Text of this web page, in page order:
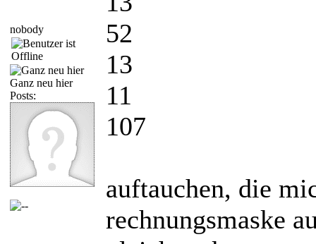
nobody
Ganz neu hier
Posts:
52
13
11
107
auftauchen, die
rechnungsmaske